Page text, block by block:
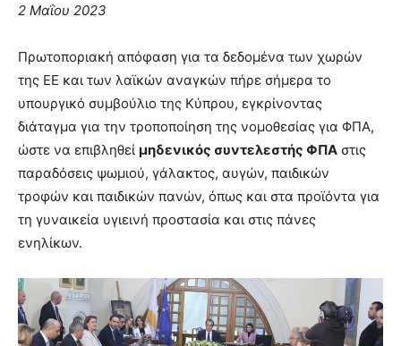
2 Μαΐου 2023
Πρωτοποριακή απόφαση για τα δεδομένα των χωρών
της ΕΕ και των λαϊκών αναγκών πήρε σήμερα το
υπουργικό συμβούλιο της Κύπρου, εγκρίνοντας
διάταγμα για την τροποποίηση της νομοθεσίας για ΦΠΑ,
ώστε να επιβληθεί μηδενικός συντελεστής ΦΠΑ στις
παραδόσεις ψωμιού, γάλακτος, αυγών, παιδικών
τροφών και παιδικών πανών, όπως και στα προϊόντα για
τη γυναικεία υγιεινή προστασία και στις πάνες
ενηλίκων.